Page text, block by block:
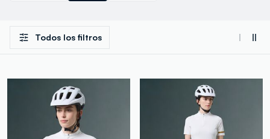
Todos los filtros